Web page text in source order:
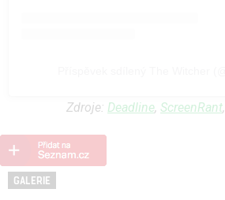
Zdroje: Deadline, ScreenRant,
GALERIE